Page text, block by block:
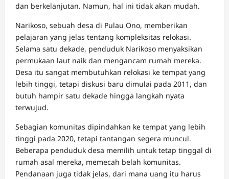
dan berkelanjutan. Namun, hal ini tidak akan mudah.
Narikoso, sebuah desa di Pulau Ono, memberikan
pelajaran yang jelas tentang kompleksitas relokasi.
Selama satu dekade, penduduk Narikoso menyaksikan
permukaan laut naik dan mengancam rumah mereka.
Desa itu sangat membutuhkan relokasi ke tempat yang
lebih tinggi, tetapi diskusi baru dimulai pada 2011, dan
butuh hampir satu dekade hingga langkah nyata
terwujud.
Sebagian komunitas dipindahkan ke tempat yang lebih
tinggi pada 2020, tetapi tantangan segera muncul.
Beberapa penduduk desa memilih untuk tetap tinggal di
rumah asal mereka, memecah belah komunitas.
Pendanaan juga tidak jelas, dari mana uang itu harus